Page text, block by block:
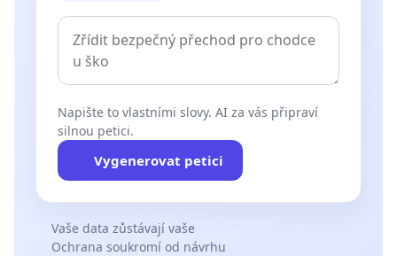
Napište to vlastními slovy. AI za vás připraví
silnou petici.
Vygenerovat petici
Vaše data zůstávají vaše
Ochrana soukromí od návrhu